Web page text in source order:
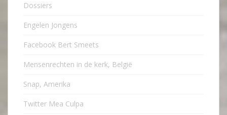
Dossiers
Engelen Jongens
Facebook Bert Smeets
Mensenrechten in de kerk, België
Snap, Amerika
Twitter Mea Culpa